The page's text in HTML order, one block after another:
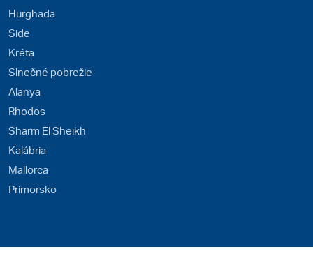
Hurghada
Side
Kréta
Slnečné pobrežie
Alanya
Rhodos
Sharm El Sheikh
Kalábria
Mallorca
Primorsko